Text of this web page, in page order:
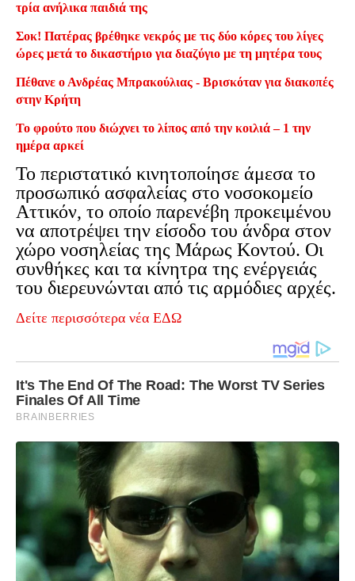
τρία ανήλικα παιδιά της
Σοκ! Πατέρας βρέθηκε νεκρός με τις δύο κόρες του λίγες
ώρες μετά το δικαστήριο για διαζύγιο με τη μητέρα τους
Πέθανε ο Ανδρέας Μπρακούλιας - Βρισκόταν για διακοπές
στην Κρήτη
Το φρούτο που διώχνει το λίπος από την κοιλιά – 1 την
ημέρα αρκεί
Το περιστατικό κινητοποίησε άμεσα το
προσωπικό ασφαλείας στο νοσοκομείο
Αττικόν, το οποίο παρενέβη προκειμένου
να αποτρέψει την είσοδο του άνδρα στον
χώρο νοσηλείας της Μάρως Κοντού. Οι
συνθήκες και τα κίνητρα της ενέργειάς
του διερευνώνται από τις αρμόδιες αρχές.
Δείτε περισσότερα νέα ΕΔΩ